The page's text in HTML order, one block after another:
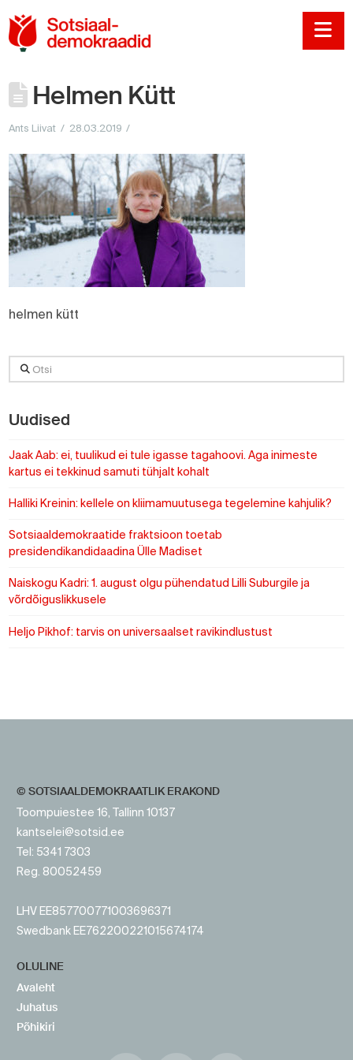
Helmen Kütt
Ants Liivat 28.03.2019
helmen kütt
Otsi
Uudised
Jaak Aab: ei, tuulikud ei tule igasse tagahoovi. Aga inimeste
kartus ei tekkinud samuti tühjalt kohalt
Halliki Kreinin: kellele on kliimamuutusega tegelemine kahjulik?
Sotsiaaldemokraatide fraktsioon toetab
presidendikandidaadina Ülle Madiset
Naiskogu Kadri: 1. august olgu pühendatud Lilli Suburgile ja
võrdõiguslikkusele
Heljo Pikhof: tarvis on universaalset ravikindlustust
© SOTSIAALDEMOKRAATLIK ERAKOND
Toompuiestee 16, Tallinn 10137
kantselei@sotsid.ee
Tel: 5341 7303
Reg. 80052459
LHV EE857700771003696371
Swedbank EE762200221015674174
OLULINE
Avaleht
Juhatus
Põhikiri